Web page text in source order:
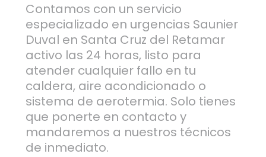
Contamos con un servicio
especializado en urgencias Saunier
Duval en Santa Cruz del Retamar
activo las 24 horas, listo para
atender cualquier fallo en tu
caldera, aire acondicionado o
sistema de aerotermia. Solo tienes
que ponerte en contacto y
mandaremos a nuestros técnicos
de inmediato.